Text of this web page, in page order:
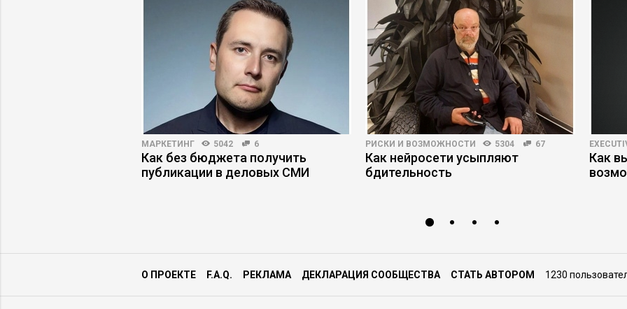
МАРКЕТИНГ 5042 6
Как без бюджета получить
публикации в деловых СМИ
РИСКИ И ВОЗМОЖНОСТИ 5304 67
Как нейросети усыпляют
бдительность
Как
О ПРОЕКТЕ F.A.Q. РЕКЛАМА ДЕКЛАРАЦИЯ СООБЩЕСТВА СТАТЬ АВТОРОМ 1230